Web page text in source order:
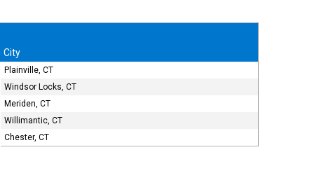
City
Plainville, CT
Windsor Locks, CT
Meriden, CT
Willimantic, CT
Chester, CT